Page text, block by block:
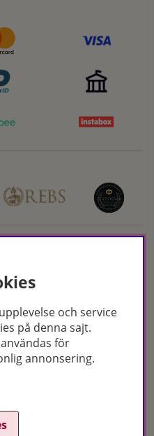
inom hudvård, hårvård och
över 50 års erfarenhet och
att hitta rätt produkter och
enkelt på hudoteket.se eller
och service
på denna sajt.
för
annonsering.